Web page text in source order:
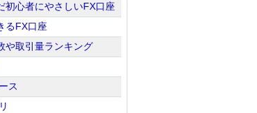
初心者にやさしいFX口座
るFX口座
や取引量ランキング
ス